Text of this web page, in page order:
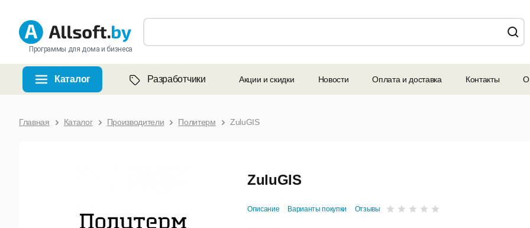
Программы для дома и бизнеса
Каталог Разработчики Акции и скидки Новости Оплата и доставка Контакты О
Главная Каталог Производители Политерм ZuluGIS
ZuluGIS
Описание Варианты покупки Отзывы